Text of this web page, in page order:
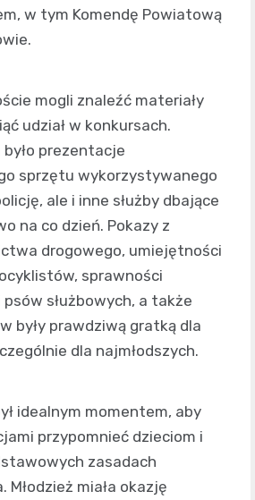
w tym Komendę Powiatową
mogli znaleźć materiały
udział w konkursach.
prezentacje
sprzętu wykorzystywanego
ale i inne służby dbające
na co dzień. Pokazy z
drogowego, umiejętności
sprawności
służbowych, a także
były prawdziwą gratką dla
dla najmłodszych.
idealnym momentem, aby
przypomnieć dzieciom i
zasadach
miała okazję